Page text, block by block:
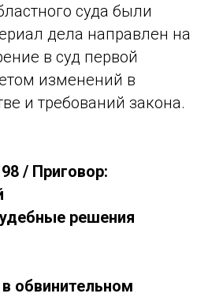
суда были
дела направлен на
в суд первой
изменений в
и требований закона.
/ Приговор:
решения
обвинительном